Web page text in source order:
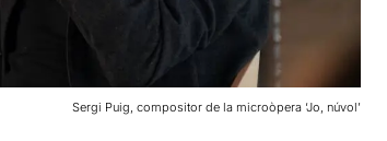
Sergi Puig, compositor de la microòpera ‘Jo, núvol’